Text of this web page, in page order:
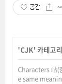
공감
'CJK' 카테고
Characters 岾
e same